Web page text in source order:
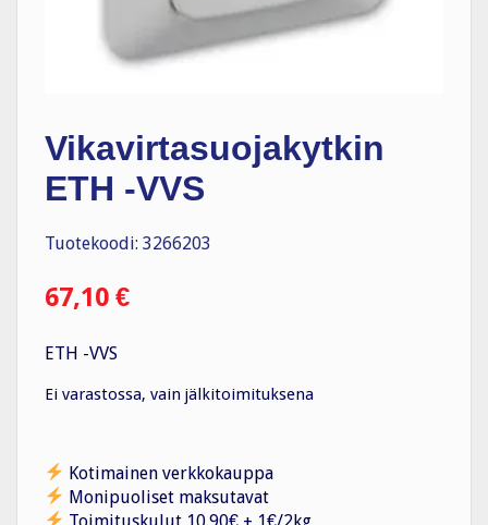
Vikavirtasuojakytkin
ETH -VVS
Tuotekoodi: 3266203
67,10 €
ETH -VVS
Ei varastossa, vain jälkitoimituksena
Kotimainen verkkokauppa
Monipuoliset maksutavat
Toimituskulut 10.90€ + 1€/2kg